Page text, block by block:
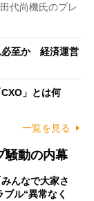
代尚機氏のプレ
必至か 経済運営
」とは何
一覧を見る
騒動の内幕
んなで大家さ
ル“異常なく